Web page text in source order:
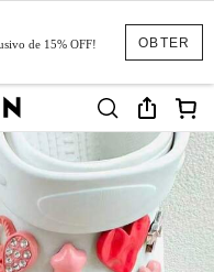
OBTER
de 15% OFF!